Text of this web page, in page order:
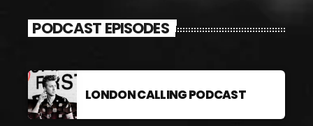
PODCAST EPISODES
LONDON CALLING PODCAST